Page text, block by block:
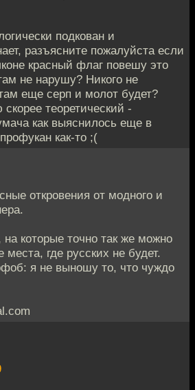
подкован и
разъясните пожалуйста если
красный флаг повешу это
не нарушу? Никого не
еще серп и молот будет?
теоретический -
как выяснилось еще в
как-то ;(
откровения от модного и
которые точно так же можно
где русских не будет.
я не выношу то, что чуждо